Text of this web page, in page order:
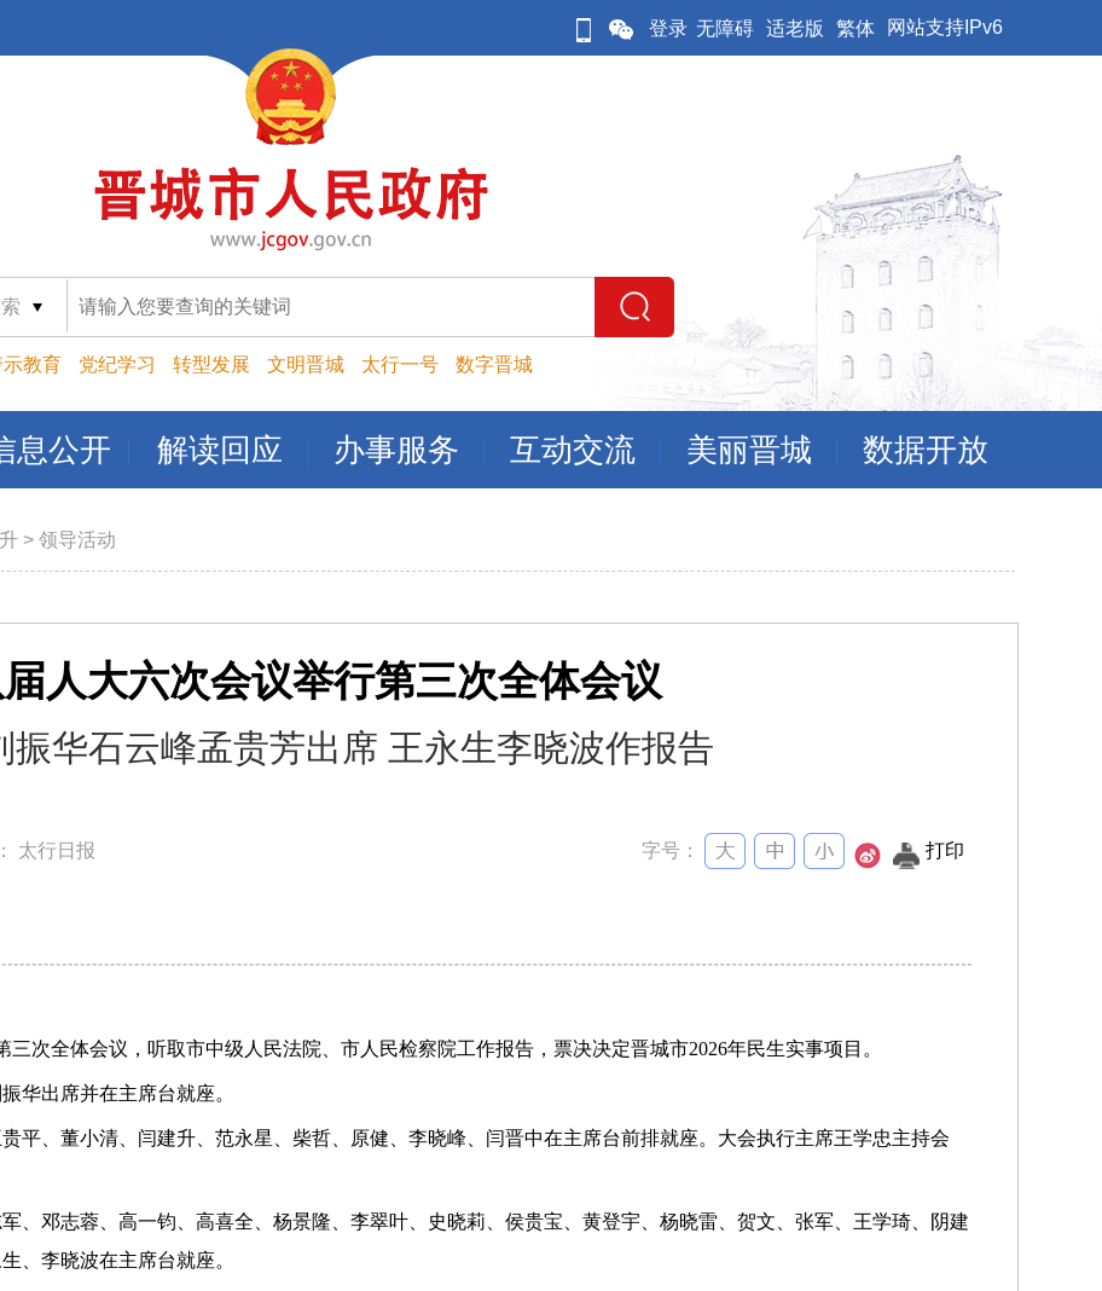
登录 无障碍 适老版 繁体 网站支持IPv6
示教育 党纪学习 转型发展 文明晋城 太行一号 数字晋城
息公开 解读回应 办事服务 互动交流 美丽晋城 数据开放
> 领导活动
人大六次会议举行第三次全体会议
振华石云峰孟贵芳出席 王永生李晓波作报告
太行日报 字号： 打印
次全体会议，听取市中级人民法院、市人民检察院工作报告，票决决定晋城市2026年民生实事项目。
华出席并在主席台就座。
平、董小清、闫建升、范永星、柴哲、原健、李晓峰、闫晋中在主席台前排就座。大会执行主席王学忠主持会
、邓志蓉、高一钧、高喜全、杨景隆、李翠叶、史晓莉、侯贵宝、黄登宇、杨晓雷、贺文、张军、王学琦、阴建
、李晓波在主席台就座。